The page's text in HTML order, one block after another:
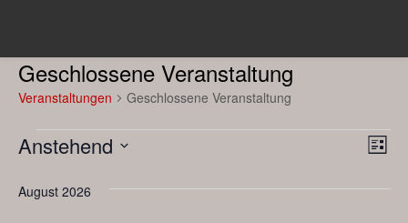
Geschlossene Veranstaltung
Veranstaltungen Geschlossene Veranstaltung
Veranstaltungen Liste
Anstehend
wählen.
August 2026